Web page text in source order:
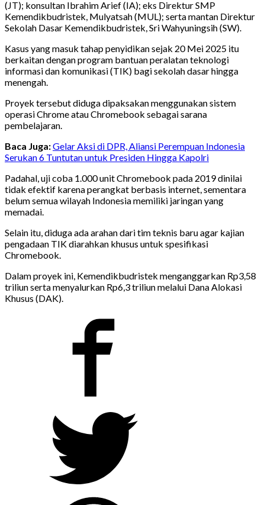
(JT); konsultan Ibrahim Arief (IA); eks Direktur SMP
Kemendikbudristek, Mulyatsah (MUL); serta mantan Direktur
Sekolah Dasar Kemendikbudristek, Sri Wahyuningsih (SW).
Kasus yang masuk tahap penyidikan sejak 20 Mei 2025 itu
berkaitan dengan program bantuan peralatan teknologi
informasi dan komunikasi (TIK) bagi sekolah dasar hingga
menengah.
Proyek tersebut diduga dipaksakan menggunakan sistem
operasi Chrome atau Chromebook sebagai sarana
pembelajaran.
Baca Juga:Gelar Aksi di DPR, Aliansi Perempuan Indonesia
Serukan 6 Tuntutan untuk Presiden Hingga Kapolri
Padahal, uji coba 1.000 unit Chromebook pada 2019 dinilai
tidak efektif karena perangkat berbasis internet, sementara
belum semua wilayah Indonesia memiliki jaringan yang
memadai.
Selain itu, diduga ada arahan dari tim teknis baru agar kajian
pengadaan TIK diarahkan khusus untuk spesifikasi
Chromebook.
Dalam proyek ini, Kemendikbudristek menganggarkan Rp3,58
triliun serta menyalurkan Rp6,3 triliun melalui Dana Alokasi
Khusus (DAK).